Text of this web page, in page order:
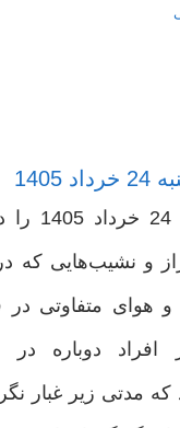
فال
و نشیب‌هایی که
هوای متفاوتی در
افراد دوباره
که مدتی زیر غبار